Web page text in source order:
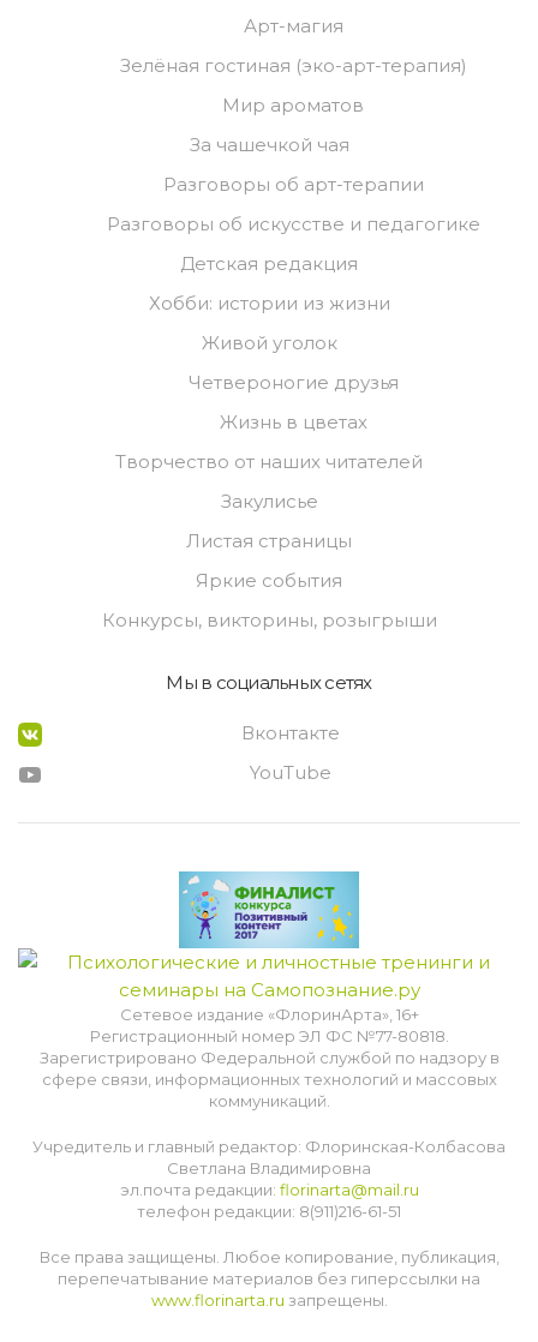
Арт-магия
Зелёная гостиная (эко-арт-терапия)
Мир ароматов
За чашечкой чая
Разговоры об арт-терапии
Разговоры об искусстве и педагогике
Детская редакция
Хобби: истории из жизни
Живой уголок
Четвероногие друзья
Жизнь в цветах
Творчество от наших читателей
Закулисье
Листая страницы
Яркие события
Конкурсы, викторины, розыгрыши
Мы в социальных сетях
Вконтакте
YouTube
Сетевое издание «ФлоринАрта», 16+
Регистрационный номер ЭЛ ФС №77-80818.
Зарегистрировано Федеральной службой по надзору в
сфере связи, информационных технологий и массовых
коммуникаций.
Учредитель и главный редактор: Флоринская-Колбасова
Светлана Владимировна
эл.почта редакции: florinarta@mail.ru
телефон редакции: 8(911)216-61-51
Все права защищены. Любое копирование, публикация,
перепечатывание материалов без гиперссылки на
www.florinarta.ru запрещены.